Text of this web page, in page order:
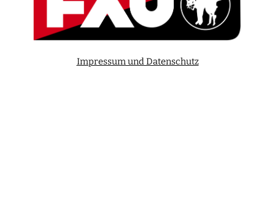
Impressum und Datenschutz